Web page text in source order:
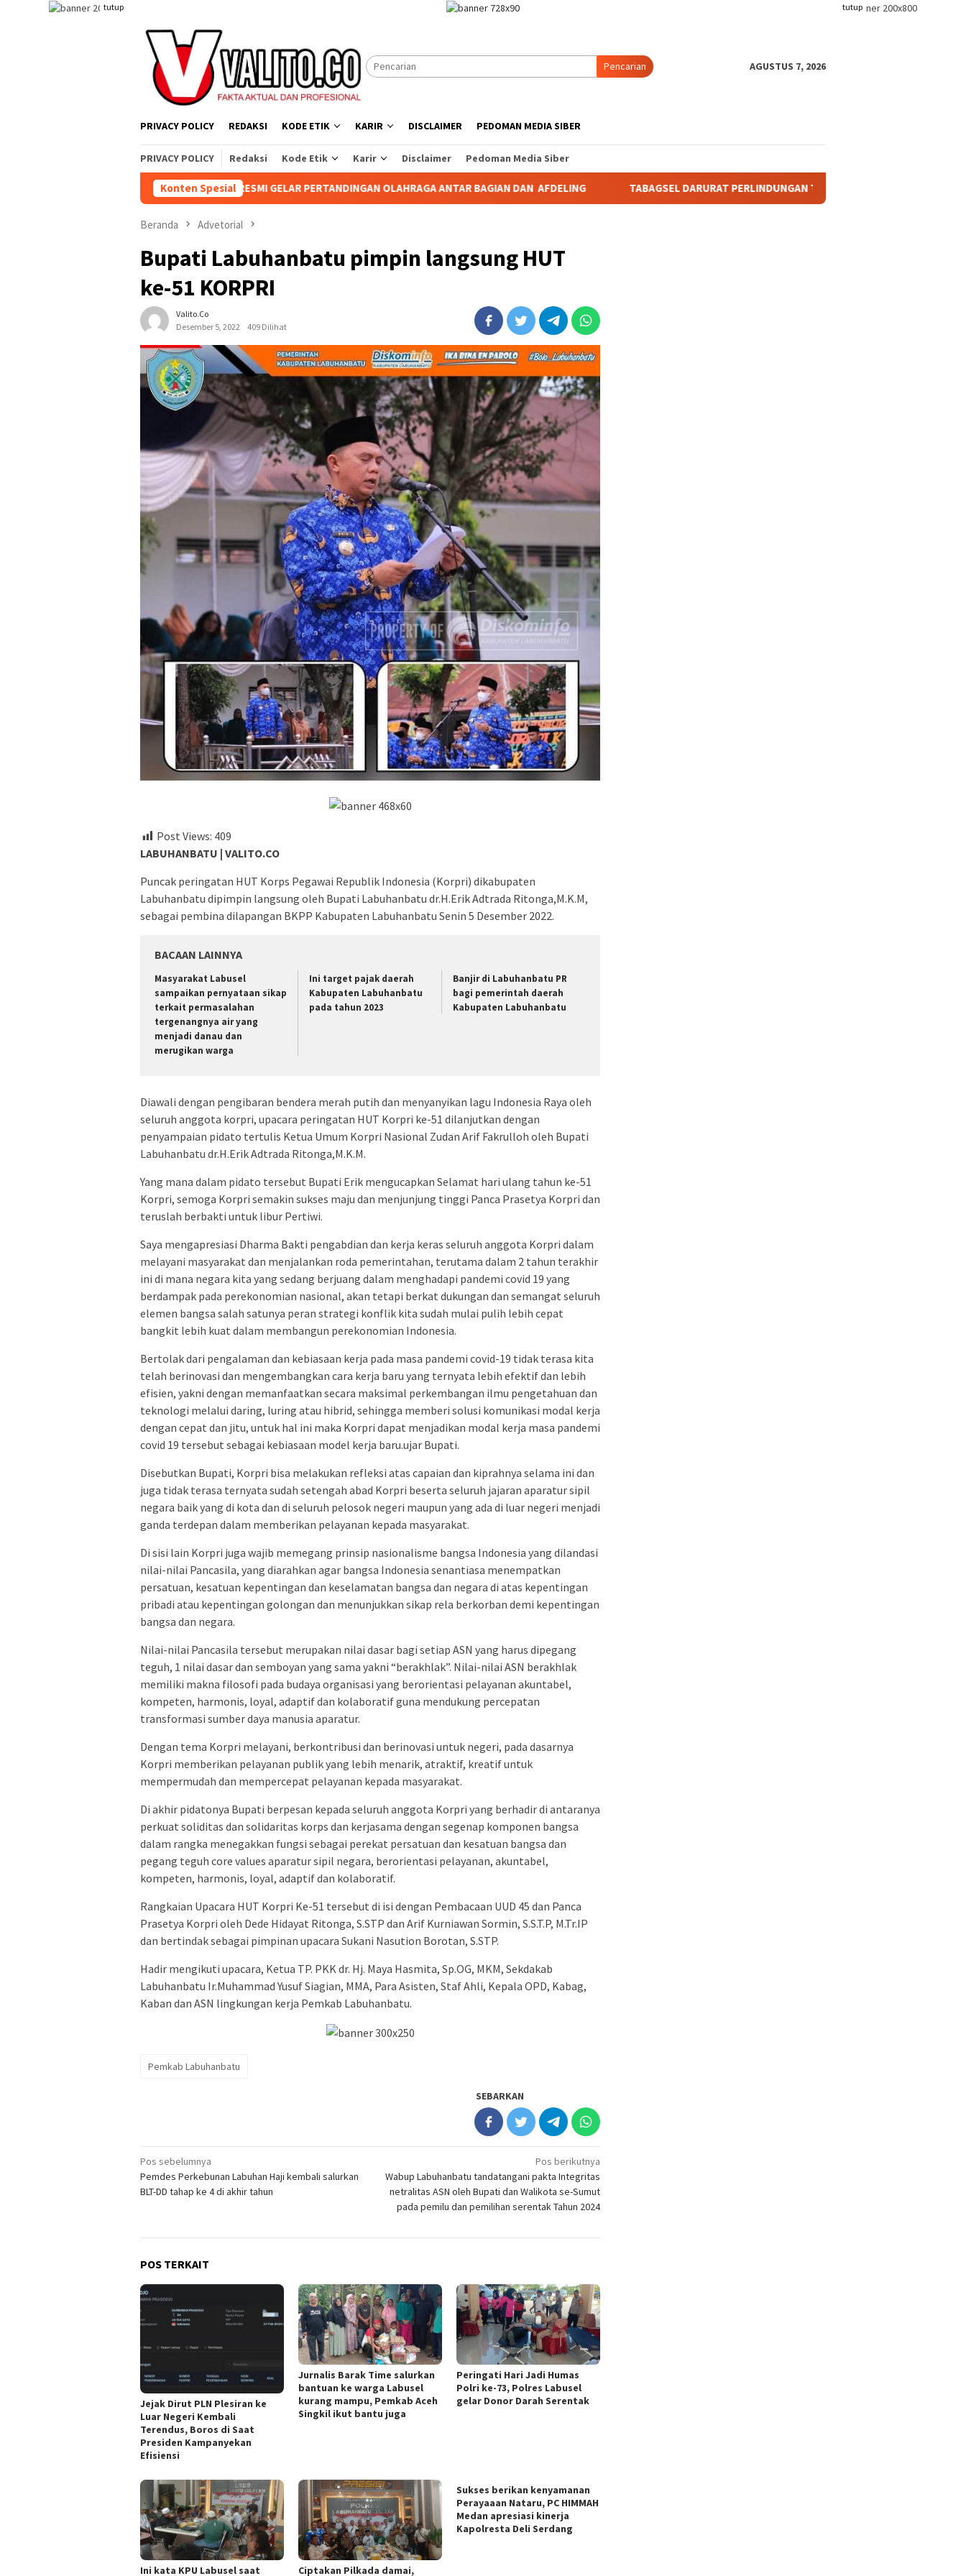
tutup tutup
Pencarian AGUSTUS 7, 2026
PRIVACY POLICY REDAKSI KODE ETIK KARIR DISCLAIMER PEDOMAN MEDIA SIBER
PRIVACY POLICY Redaksi Kode Etik Karir Disclaimer Pedoman Media Siber
Konten Spesial
AEK NABARA SELATAN RESMI GELAR PERTANDINGAN OLAHRAGA ANTAR BAGIAN DAN AFDELING TABAGSEL DARURAT PERLINDUNGAN TANAH ADAT: KETIKA TANAH LELUHUR TAK PUNYA
Beranda Advetorial
Bupati Labuhanbatu pimpin langsung HUT
ke-51 KORPRI
Valito.co
Desember 5, 2022
409 Dilihat
Post Views: 409
LABUHANBATU | VALITO.CO
Puncak peringatan HUT Korps Pegawai Republik Indonesia (Korpri) dikabupaten
Labuhanbatu dipimpin langsung oleh Bupati Labuhanbatu dr.H.Erik Adtrada Ritonga,M.K.M,
sebagai pembina dilapangan BKPP Kabupaten Labuhanbatu Senin 5 Desember 2022.
BACAAN LAINNYA
Masyarakat Labusel
sampaikan pernyataan sikap
terkait permasalahan
tergenangnya air yang
menjadi danau dan
merugikan warga
Ini target pajak daerah
Kabupaten Labuhanbatu
pada tahun 2023
Banjir di Labuhanbatu PR
bagi pemerintah daerah
Kabupaten Labuhanbatu
Diawali dengan pengibaran bendera merah putih dan menyanyikan lagu Indonesia Raya oleh
seluruh anggota korpri, upacara peringatan HUT Korpri ke-51 dilanjutkan dengan
penyampaian pidato tertulis Ketua Umum Korpri Nasional Zudan Arif Fakrulloh oleh Bupati
Labuhanbatu dr.H.Erik Adtrada Ritonga,M.K.M.
Yang mana dalam pidato tersebut Bupati Erik mengucapkan Selamat hari ulang tahun ke-51
Korpri, semoga Korpri semakin sukses maju dan menjunjung tinggi Panca Prasetya Korpri dan
teruslah berbakti untuk libur Pertiwi.
Saya mengapresiasi Dharma Bakti pengabdian dan kerja keras seluruh anggota Korpri dalam
melayani masyarakat dan menjalankan roda pemerintahan, terutama dalam 2 tahun terakhir
ini di mana negara kita yang sedang berjuang dalam menghadapi pandemi covid 19 yang
berdampak pada perekonomian nasional, akan tetapi berkat dukungan dan semangat seluruh
elemen bangsa salah satunya peran strategi konflik kita sudah mulai pulih lebih cepat
bangkit lebih kuat dalam membangun perekonomian Indonesia.
Bertolak dari pengalaman dan kebiasaan kerja pada masa pandemi covid-19 tidak terasa kita
telah berinovasi dan mengembangkan cara kerja baru yang ternyata lebih efektif dan lebih
efisien, yakni dengan memanfaatkan secara maksimal perkembangan ilmu pengetahuan dan
teknologi melalui daring, luring atau hibrid, sehingga memberi solusi komunikasi modal kerja
dengan cepat dan jitu, untuk hal ini maka Korpri dapat menjadikan modal kerja masa pandemi
covid 19 tersebut sebagai kebiasaan model kerja baru.ujar Bupati.
Disebutkan Bupati, Korpri bisa melakukan refleksi atas capaian dan kiprahnya selama ini dan
juga tidak terasa ternyata sudah setengah abad Korpri beserta seluruh jajaran aparatur sipil
negara baik yang di kota dan di seluruh pelosok negeri maupun yang ada di luar negeri menjadi
ganda terdepan dalam memberikan pelayanan kepada masyarakat.
Di sisi lain Korpri juga wajib memegang prinsip nasionalisme bangsa Indonesia yang dilandasi
nilai-nilai Pancasila, yang diarahkan agar bangsa Indonesia senantiasa menempatkan
persatuan, kesatuan kepentingan dan keselamatan bangsa dan negara di atas kepentingan
pribadi atau kepentingan golongan dan menunjukkan sikap rela berkorban demi kepentingan
bangsa dan negara.
Nilai-nilai Pancasila tersebut merupakan nilai dasar bagi setiap ASN yang harus dipegang
teguh, 1 nilai dasar dan semboyan yang sama yakni “berakhlak”. Nilai-nilai ASN berakhlak
memiliki makna filosofi pada budaya organisasi yang berorientasi pelayanan akuntabel,
kompeten, harmonis, loyal, adaptif dan kolaboratif guna mendukung percepatan
transformasi sumber daya manusia aparatur.
Dengan tema Korpri melayani, berkontribusi dan berinovasi untuk negeri, pada dasarnya
Korpri memberikan pelayanan publik yang lebih menarik, atraktif, kreatif untuk
mempermudah dan mempercepat pelayanan kepada masyarakat.
Di akhir pidatonya Bupati berpesan kepada seluruh anggota Korpri yang berhadir di antaranya
perkuat soliditas dan solidaritas korps dan kerjasama dengan segenap komponen bangsa
dalam rangka menegakkan fungsi sebagai perekat persatuan dan kesatuan bangsa dan
pegang teguh core values aparatur sipil negara, berorientasi pelayanan, akuntabel,
kompeten, harmonis, loyal, adaptif dan kolaboratif.
Rangkaian Upacara HUT Korpri Ke-51 tersebut di isi dengan Pembacaan UUD 45 dan Panca
Prasetya Korpri oleh Dede Hidayat Ritonga, S.STP dan Arif Kurniawan Sormin, S.S.T.P, M.Tr.IP
dan bertindak sebagai pimpinan upacara Sukani Nasution Borotan, S.STP.
Hadir mengikuti upacara, Ketua TP. PKK dr. Hj. Maya Hasmita, Sp.OG, MKM, Sekdakab
Labuhanbatu Ir.Muhammad Yusuf Siagian, MMA, Para Asisten, Staf Ahli, Kepala OPD, Kabag,
Kaban dan ASN lingkungan kerja Pemkab Labuhanbatu.
Pemkab Labuhanbatu
SEBARKAN
Navigasi
pos
Pos sebelumnya
Pemdes Perkebunan Labuhan Haji kembali salurkan
BLT-DD tahap ke 4 di akhir tahun
Pos berikutnya
Wabup Labuhanbatu tandatangani pakta Integritas
netralitas ASN oleh Bupati dan Walikota se-Sumut
pada pemilu dan pemilihan serentak Tahun 2024
POS TERKAIT
Jejak Dirut PLN Plesiran ke
Luar Negeri Kembali
Terendus, Boros di Saat
Presiden Kampanyekan
Efisiensi
Jurnalis Barak Time salurkan
bantuan ke warga Labusel
kurang mampu, Pemkab Aceh
Singkil ikut bantu juga
Peringati Hari Jadi Humas
Polri ke-73, Polres Labusel
gelar Donor Darah Serentak
Ini kata KPU Labusel saat Ciptakan Pilkada damai,
Sukses berikan kenyamanan
Perayaaan Nataru, PC HIMMAH
Medan apresiasi kinerja
Kapolresta Deli Serdang